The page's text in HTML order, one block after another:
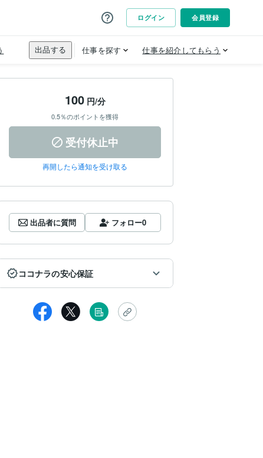
100円/分
0.5％のポイントを獲得
受付休止中
再開したら通知を受け取る
出品者に質問 フォロー0
ココナラの安心保証